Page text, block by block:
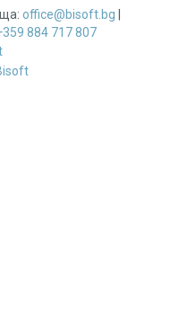
office@bisoft.bg
884 717 807